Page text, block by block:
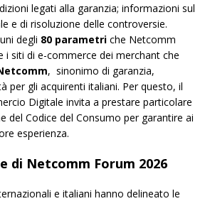
legati alla garanzia; informazioni sul
e di risoluzione delle controversie.
degli 80 parametri che Netcomm
i siti di e-commerce dei merchant che
, sinonimo di garanzia,
per gli acquirenti italiani. Per questo, il
Digitale invita a prestare particolare
del Codice del Consumo per garantire ai
esperienza.
di Netcomm Forum 2026
e italiani hanno delineato le